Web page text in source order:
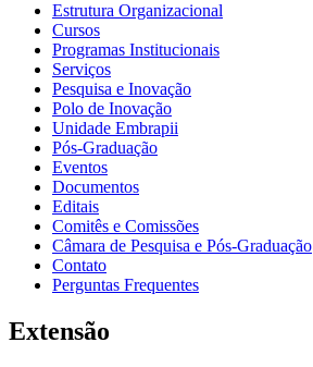
Estrutura Organizacional
Cursos
Programas Institucionais
Serviços
Pesquisa e Inovação
Polo de Inovação
Unidade Embrapii
Pós-Graduação
Eventos
Documentos
Editais
Comitês e Comissões
Câmara de Pesquisa e Pós-Graduação
Contato
Perguntas Frequentes
Extensão